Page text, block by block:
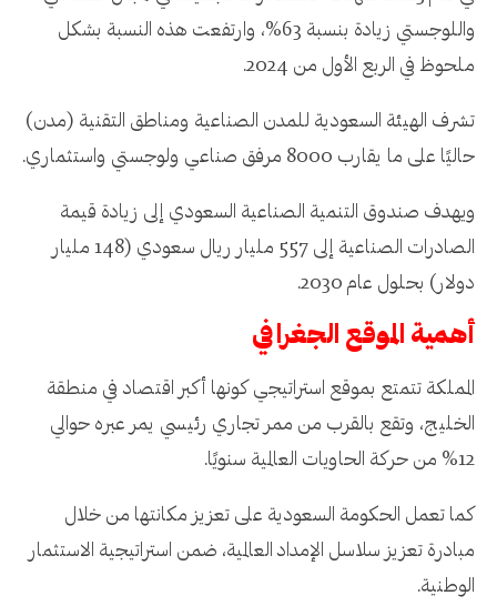
واللوجستي زيادة بنسبة 63%، وارتفعت هذه النسبة بشكل
ملحوظ في الربع الأول من 2024.
تشرف الهيئة السعودية للمدن الصناعية ومناطق التقنية (مدن)
حاليًا على ما يقارب 8000 مرفق صناعي ولوجستي واستثماري.
ويهدف صندوق التنمية الصناعية السعودي إلى زيادة قيمة
الصادرات الصناعية إلى 557 مليار ريال سعودي (148 مليار
دولار) بحلول عام 2030.
أهمية الموقع الجغرافي
المملكة تتمتع بموقع استراتيجي كونها أكبر اقتصاد في منطقة
الخليج، وتقع بالقرب من ممر تجاري رئيسي يمر عبره حوالي
12% من حركة الحاويات العالمية سنويًا.
كما تعمل الحكومة السعودية على تعزيز مكانتها من خلال
مبادرة تعزيز سلاسل الإمداد العالمية، ضمن استراتيجية الاستثمار
الوطنية.